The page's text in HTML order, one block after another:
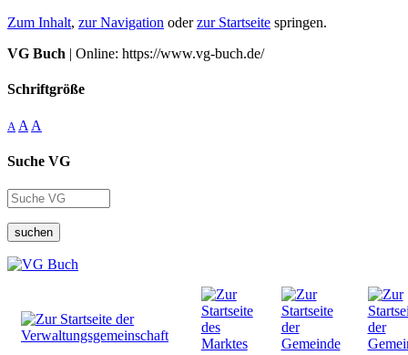
Zum Inhalt, zur Navigation oderzur Startseite springen.
VG Buch | Online: https://www.vg-buch.de/
Schriftgröße
A A A
Suche VG
suchen